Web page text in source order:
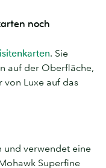
noch
. Sie
auf der Oberfläche,
von Luxe auf das
und verwendet eine
Superfine